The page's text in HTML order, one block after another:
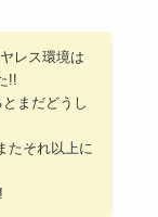
レス環境は
!!
まだどうし
たそれ以上に